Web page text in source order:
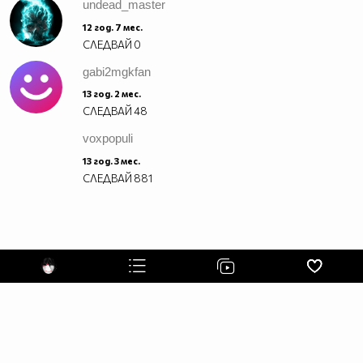
undead_master
12 год. 7 мес.
СЛЕДВАЙ 0
gabi2mgkfan
13 год. 2 мес.
СЛЕДВАЙ48
voxpopuli
13 год. 3 мес.
СЛЕДВАЙ 881